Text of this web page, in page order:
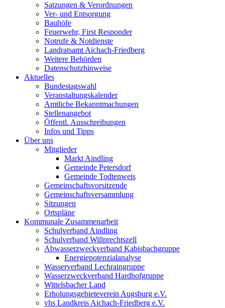
Satzungen & Verordnungen
Ver- und Entsorgung
Bauhöfe
Feuerwehr, First Responder
Notrufe & Notdienste
Landratsamt Aichach-Friedberg
Weitere Behörden
Datenschutzhinweise
Aktuelles
Bundestagswahl
Veranstaltungskalender
Amtliche Bekanntmachungen
Stellenangebot
Öffentl. Ausschreibungen
Infos und Tipps
Über uns
Mitglieder
Markt Aindling
Gemeinde Petersdorf
Gemeinde Todtenweis
Gemeinschaftsvorsitzende
Gemeinschaftsversammlung
Sitzungen
Ortspläne
Kommunale Zusammenarbeit
Schulverband Aindling
Schulverband Willprechtszell
Abwasserzweckverband Kabisbachgruppe
Energiepotenzialanalyse
Wasserverband Lechraingruppe
Wasserzweckverband Hardhofgruppe
Wittelsbacher Land
Erholungsgebieteverein Augsburg e.V.
vhs Landkreis Aichach-Friedberg e.V.